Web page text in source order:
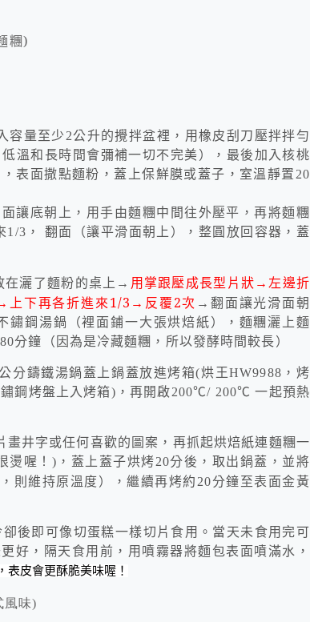
糰)
容量至少 2公升的攪拌盆裡，用橡皮刮刀壓拌拌勻
溫和長時間會彌補一切不完美），最後加入核桃
表面撒點麵粉，蓋上保鮮膜或蓋子，室溫靜置 20
讓底朝上，用手由麵糰中間往外壓平，再將麵糰
1/3 ， 翻面（讓平滑面朝上），整圓放回容器，蓋
在灑了麵粉的桌上→ 用掌跟壓成長型片狀→左邊折
下再各折進來1/3 →反覆2次 →翻面讓光滑面朝
鏽鋼湯鍋（裡面鋪一大張烘焙紙），麵糰灑上麵
80分鐘（因為是冷藏麵糰，所以發酵時間較長）
分鑄鐵湯鍋蓋上鍋蓋放進烤箱(烘王HW9988 ，烤
鋼烤盤上入烤箱) ，再開啟200℃/ 200℃ 一起預熱
井字或任何喜歡的圖案，再抓起烘焙紙連麵糰一
燙喔！ ) ，蓋上蓋子烘烤20分後，取出鍋蓋，並將
則維持原溫度），繼續再烤約 20分鐘至表面金黃
後即可像切蛋糕一樣切片食用。當天未食用完可
好，隔天食用前，用噴霧器將麵包表面噴滿水，
皮會更酥脆美味喔！
風味)